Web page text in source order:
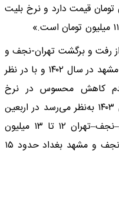
کیش ۱۱ میلیون تومان قیمت دارد و نرخ بلیت
بلیت پرواز رفت‌ و برگشت تهران-نجف و
۹.۵ میلیون تومانی پرواز مشهد-نجف-مشهد در سال ۱۴۰۲ و با در نظر
عدم کاهش محسوس در نرخ
هندلینگ فرودگاه نجف و تجربه سال ۱۴۰۳ به‌نظر می‌رسد در اربعین
۱۴۰۴ احتمالاً قیمت بلیت پرواز تهران–نجف–تهران ۱۲ تا ۱۳ میلیون
تومان و پرواز رفت و برگشت مشهد–نجف و مشهد بغداد حدود ۱۵